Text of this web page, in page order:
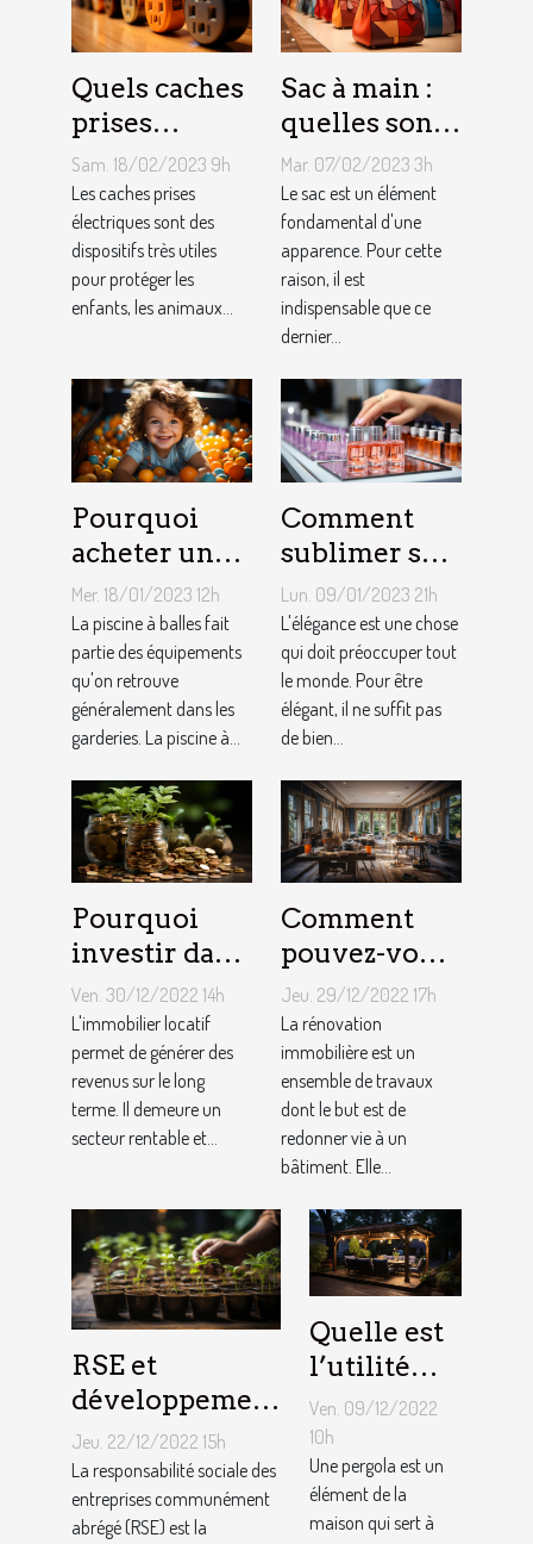
Quels caches
prises
électriques
choisir ?
Sam. 18/02/2023 9h
Les caches prises
électriques sont des
dispositifs très utiles
pour protéger les
enfants, les animaux...
Sac à main :
quelles sont
les astuces
pour faire un
choix
approprié ?
Mar. 07/02/2023 3h
Le sac est un élément
fondamental d'une
apparence. Pour cette
raison, il est
indispensable que ce
dernier...
Pourquoi
acheter une
piscine à
balles à son
bébé ?
Mer. 18/01/2023 12h
La piscine à balles fait
partie des équipements
qu'on retrouve
généralement dans les
garderies. La piscine à...
Comment
sublimer ses
ongles ?
Lun. 09/01/2023 21h
L'élégance est une chose
qui doit préoccuper tout
le monde. Pour être
élégant, il ne suffit pas
de bien...
Pourquoi
investir dans
l'immobilier
?
Ven. 30/12/2022 14h
L'immobilier locatif
permet de générer des
revenus sur le long
terme. Il demeure un
secteur rentable et...
Comment
pouvez-vous
faire une
rénovation
immobilière
?
Jeu. 29/12/2022 17h
La rénovation
immobilière est un
ensemble de travaux
dont le but est de
redonner vie à un
bâtiment. Elle...
RSE et
développement
durable :
Comment
décrocher vite
Jeu. 22/12/2022 15h
La responsabilité sociale des
entreprises communément
abrégé (RSE) est la
Quelle est
l’utilité
d’une
pergola ?
Ven. 09/12/2022
10h
Une pergola est un
élément de la
maison qui sert à